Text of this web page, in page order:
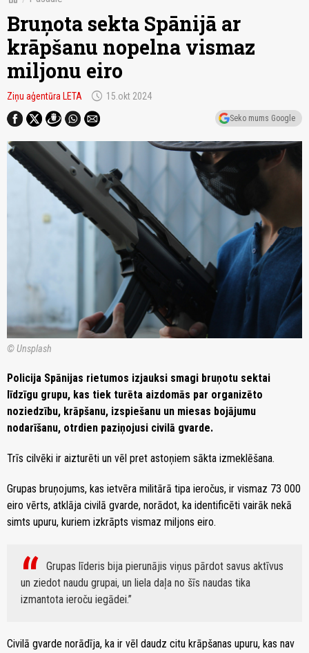
Bruņota sekta Spānijā ar
krāpšanu nopelna vismaz
miljonu eiro
Ziņu aģentūra LETA schedule 15.okt 2024
Seko mums Google
© Unsplash
Policija Spānijas rietumos izjauksi smagi bruņotu sektai
līdzīgu grupu, kas tiek turēta aizdomās par organizēto
noziedzību, krāpšanu, izspiešanu un miesas bojājumu
nodarīšanu, otrdien paziņojusi civilā gvarde.
Trīs cilvēki ir aizturēti un vēl pret astoņiem sākta izmeklēšana.
Grupas bruņojums, kas ietvēra militārā tipa ieročus, ir vismaz 73 000
eiro vērts, atklāja civilā gvarde, norādot, ka identificēti vairāk nekā
simts upuru, kuriem izkrāpts vismaz miljons eiro.
Grupas līderis bija pierunājis viņus pārdot savus aktīvus
un ziedot naudu grupai, un liela daļa no šīs naudas tika
izmantota ieroču iegādei.
Civilā gvarde norādīja, ka ir vēl daudz citu krāpšanas upuru, kas nav